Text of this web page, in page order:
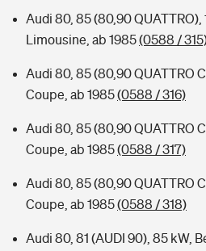
Audi 80, 85 (80,90 QUATTRO),
Limousine, ab 1985(0588 /
Audi 80, 85 (80,90 QUATTRO
Coupe, ab 1985(0588 / 316)
Audi 80, 85 (80,90 QUATTRO
Coupe, ab 1985(0588 / 317)
Audi 80, 85 (80,90 QUATTRO
Coupe, ab 1985(0588 / 318)
Audi 80, 81 (AUDI 90), 85 kW,